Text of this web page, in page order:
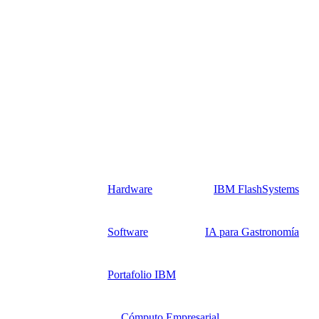
Hardware IBM FlashSystems
Software IA para Gastronomía
Portafolio IBM